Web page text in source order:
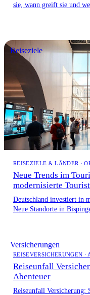
sie, wann greift sie und
Reiseziele
REISEZIELE & LÄNDER ·
Neue Trends im
modernisierte
Deutschland investiert in
Neue Standorte in
Versicherungen
REISEVERSICHERUNGEN ·
Reiseunfall
Abenteuer
Reiseunfall Versicherung: